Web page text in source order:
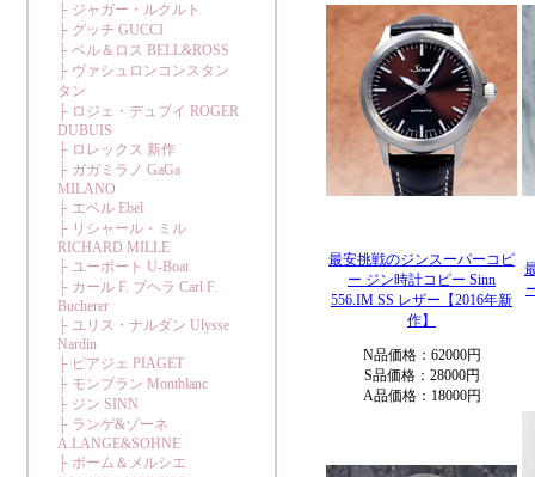
最安挑戦のジンスーパーコピ
ー ジン時計コピー Sinn
556.IM SS レザー【2016年新
作】
N品価格：62000円
S品価格：28000円
A品価格：18000円